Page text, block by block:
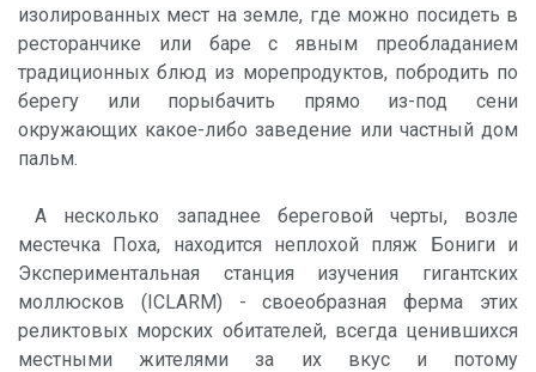
изолированных мест на земле, где можно посидеть в
ресторанчике или баре с явным преобладанием
традиционных блюд из морепродуктов, побродить по
берегу или порыбачить прямо из-под сени
окружающих какое-либо заведение или частный дом
пальм.
А несколько западнее береговой черты, возле
местечка Поха, находится неплохой пляж Бониги и
Экспериментальная станция изучения гигантских
моллюсков (ICLARM) - своеобразная ферма этих
реликтовых морских обитателей, всегда ценившихся
местными жителями за их вкус и потому